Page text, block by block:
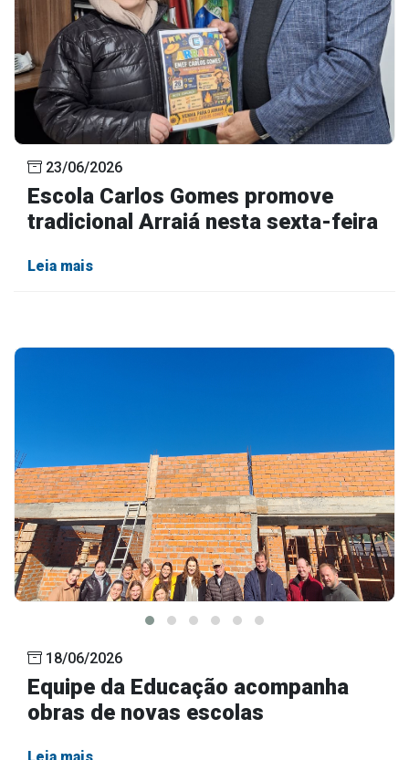
23/06/2026
Escola Carlos Gomes promove
tradicional Arraiá nesta sexta-feira
Leia mais
18/06/2026
Equipe da Educação acompanha
obras de novas escolas